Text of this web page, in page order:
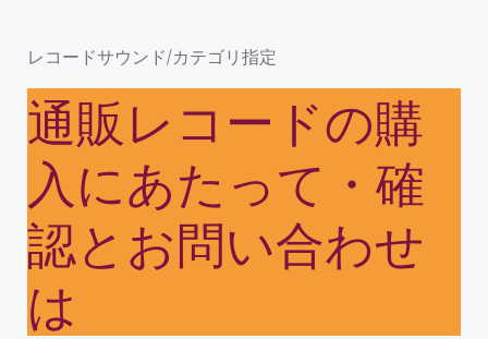
レコードサウンド/カテゴリ指定
通販レコードの購
入にあたって・確
認とお問い合わせ
は